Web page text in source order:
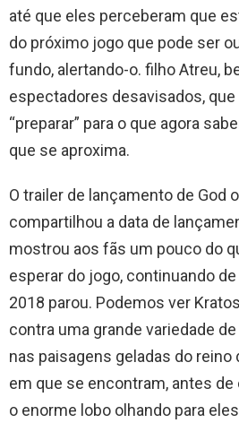
até que eles perceberam que
do próximo jogo que pode ser
fundo, alertando-o. filho Atreu,
espectadores desavisados,
“preparar” para o que agora
que se aproxima.
O trailer de lançamento de God
compartilhou a data de
mostrou aos fãs um pouco do
esperar do jogo, continuando
2018 parou. Podemos ver
contra uma grande variedade
nas paisagens geladas do
em que se encontram, antes de
o enorme lobo olhando para